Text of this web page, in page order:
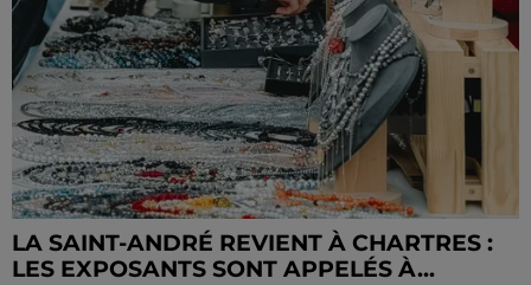
LA SAINT-ANDRÉ REVIENT À CHARTRES :
LES EXPOSANTS SONT APPELÉS À...